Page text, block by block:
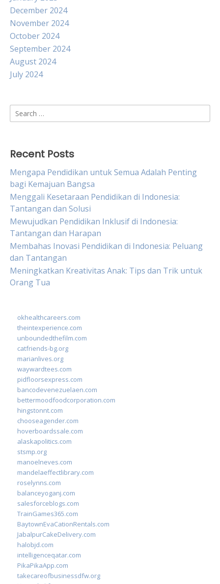
December 2024
November 2024
October 2024
September 2024
August 2024
July 2024
Search
for:
Recent Posts
Mengapa Pendidikan untuk Semua Adalah Penting
bagi Kemajuan Bangsa
Menggali Kesetaraan Pendidikan di Indonesia:
Tantangan dan Solusi
Mewujudkan Pendidikan Inklusif di Indonesia:
Tantangan dan Harapan
Membahas Inovasi Pendidikan di Indonesia: Peluang
dan Tantangan
Meningkatkan Kreativitas Anak: Tips dan Trik untuk
Orang Tua
okhealthcareers.com
theintexperience.com
unboundedthefilm.com
catfriends-bg.org
marianlives.org
waywardtees.com
pidfloorsexpress.com
bancodevenezuelaen.com
bettermoodfoodcorporation.com
hingstonnt.com
chooseagender.com
hoverboardssale.com
alaskapolitics.com
stsmp.org
manoelneves.com
mandelaeffectlibrary.com
roselynns.com
balanceyoganj.com
salesforceblogs.com
TrainGames365.com
BaytownEvaCationRentals.com
JabalpurCakeDelivery.com
halobjd.com
intelligenceqatar.com
PikaPikaApp.com
takecareofbusinessdfw.org